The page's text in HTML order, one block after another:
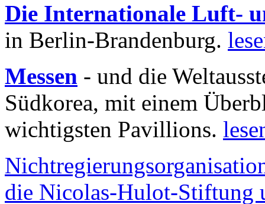
Die Internationale Luft-
in Berlin-Brandenburg.
Messen - und die
Südkorea, mit einem
wichtigsten Pavillions.
die Nicolas-Hulot-Stiftung